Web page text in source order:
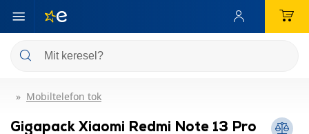
Mobiltelefon tok
Gigapack Xiaomi Redmi Note 13 Pro